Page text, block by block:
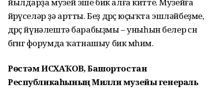
йөрөүселәр ҙә артты. Беҙ дөрөҫ юҫыҡта эшләйбеҙме,
дөрөҫ йүнәлештә барабыҙмы – уныһын белер өсөн
бөгөнгө форумда ҡатнашыу бик мөһим.
Рөстәм ИСХАҠОВ, Башҡортостан
Республикаһының Милли музейы генераль